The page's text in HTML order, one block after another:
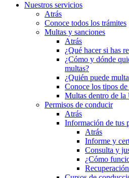
Nuestros servicios
Atrás
Conoce todos los trámites
Multas y sanciones
Atrás
¿Qué hacer si has
¿Cómo y dónde
multas?
¿Quién puede
Conoce los tipos
Multas dentro de la
Permisos de conducir
Atrás
Información de tus
Atrás
Informe y
Consulta y
¿Cómo